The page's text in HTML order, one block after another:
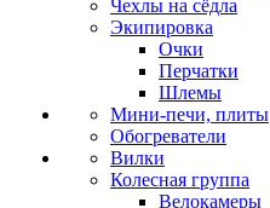
Чехлы на сёдла
Экипировка
Очки
Перчатки
Шлемы
Мини-печи, плиты
Обогреватели
Вилки
Колесная группа
Велокамеры